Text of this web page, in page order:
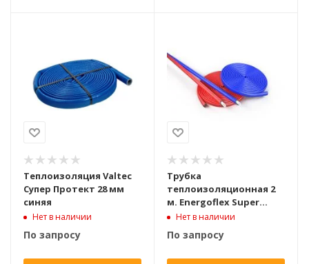
Теплоизоляция Valtec
Супер Протект 28 мм
синяя
Нет в наличии
По запросу
Трубка
теплоизоляционная 2
м. Energoflex Super
Protect S 28/9-2 вн. D 28
изол. 9 мм.
Нет в наличии
По запросу